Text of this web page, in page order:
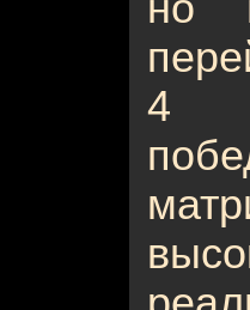
4